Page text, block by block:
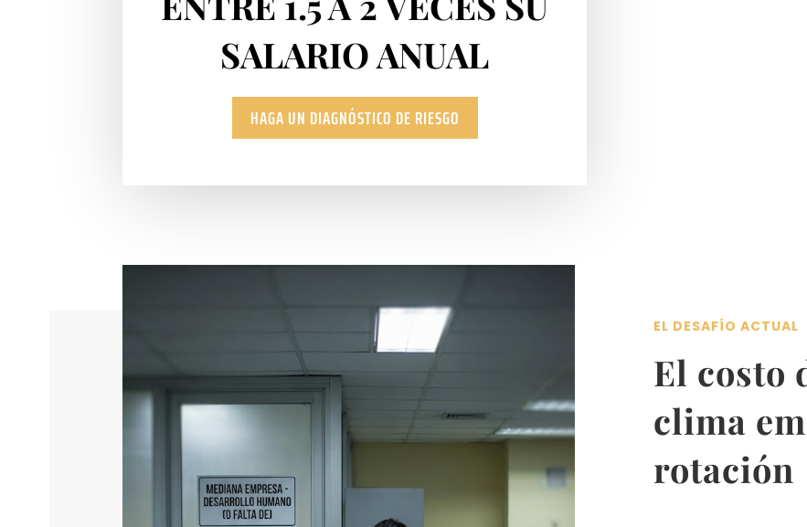
SALARIO ANUAL
HAGA UN DIAGNÓSTICO DE RIESGO
EL DESAFÍO ACTUAL
El costo
clima
rotación